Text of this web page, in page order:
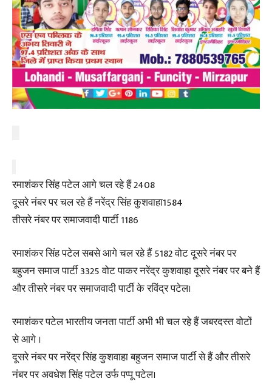
रमाशंकर सिंह पटेल आगे चल रहे हैं 2408
दूसरे नंबर पर चल रहे हैं नरेंद्र सिंह कुशवाहा1584
तीसरे नंबर पर समाजवादी पार्टी 1186
रमाशंकर सिंह पटेल सबसे आगे चल रहे हैं 5182 वोट दूसरे नंबर पर
बहुजन समाज पार्टी 3325 वोट पाकर नरेंद्र कुशवाहा दूसरे नंबर पर बने हैं
और तीसरे नंबर पर समाजवादी पार्टी के रविंद्र पटेल।
रमाशंकर पटेल भारतीय जनता पार्टी अभी भी चल रहे हैं जबरदस्त वोटों
से आगे ।
दूसरे नंबर पर नरेंद्र सिंह कुशवाहा बहुजन समाज पार्टी से हैं और तीसरे
नंबर पर अवधेश सिंह पटेल उर्फ पप्पू पटेल।